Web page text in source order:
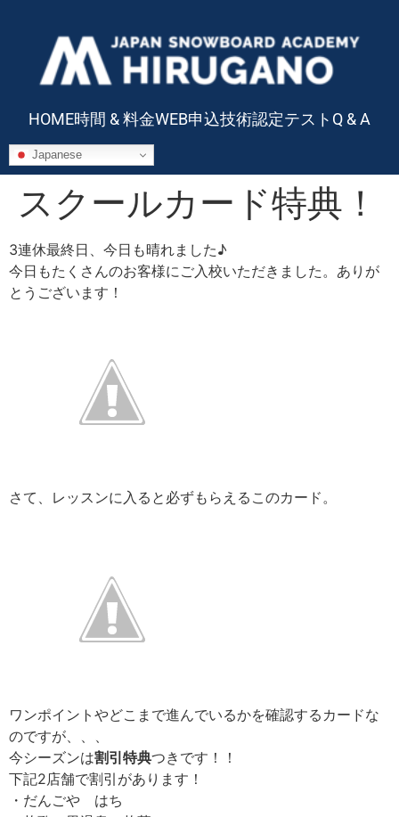
HOME時間 & 料金WEB申込技術認定テスト Q & A
Japanese
スクールカード特典！
3連休最終日、今日も晴れました♪
今日もたくさんのお客様にご入校いただきました。ありが
とうございます！
さて、レッスンに入ると必ずもらえるこのカード。
ワンポイントやどこまで進んでいるかを確認するカードな
のですが、、、
今シーズンは割引特典つきです！！
下記2店舗で割引があります！
・だんごや はち